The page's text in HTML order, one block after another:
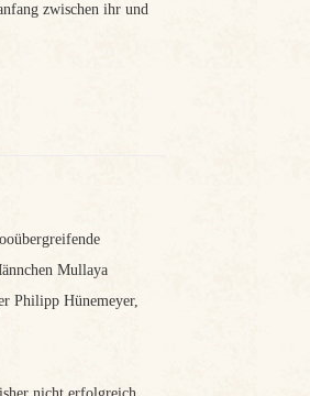
zwischen ihr und
Mullaya
Philipp Hünemeyer,